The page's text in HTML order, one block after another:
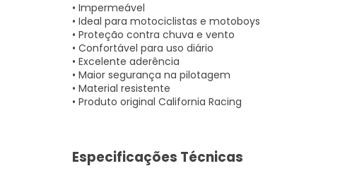
• Impermeável
• Ideal para motociclistas e motoboys
• Proteção contra chuva e vento
• Confortável para uso diário
• Excelente aderência
• Maior segurança na pilotagem
• Material resistente
• Produto original California Racing
Especificações Técnicas